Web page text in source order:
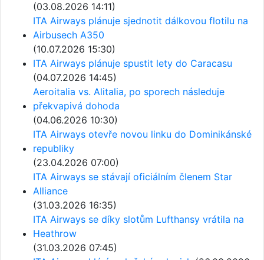
(03.08.2026 14:11)
ITA Airways plánuje sjednotit dálkovou flotilu na
Airbusech A350
(10.07.2026 15:30)
ITA Airways plánuje spustit lety do Caracasu
(04.07.2026 14:45)
Aeroitalia vs. Alitalia, po sporech následuje
překvapivá dohoda
(04.06.2026 10:30)
ITA Airways otevře novou linku do Dominikánské
republiky
(23.04.2026 07:00)
ITA Airways se stávají oficiálním členem Star
Alliance
(31.03.2026 16:35)
ITA Airways se díky slotům Lufthansy vrátila na
Heathrow
(31.03.2026 07:45)